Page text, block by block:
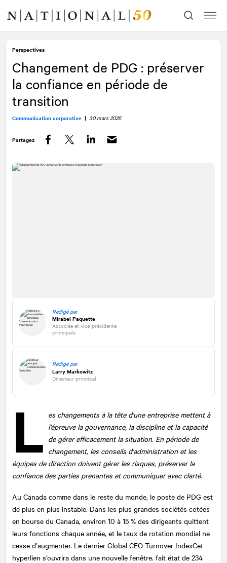
contenu
navigation
Perspectives
Changement de PDG : préserver
la confiance en période de
transition
Communication corporative | 30 mars 2026
Partagez
Rédigé par
Mirabel Paquette
Associée et vice-présidente
principale
Rédigé par
Larry Markowitz
Directeur principal
L es changements à la tête d'une entreprise mettent à
l'épreuve la gouvernance, la discipline et la capacité
de gérer efficacement la situation. En période de
changement, les conseils d'administration et les
équipes de direction doivent gérer les risques, préserver la
confiance des parties prenantes et communiquer avec clarté.
Au Canada comme dans le reste du monde, le poste de PDG est
de plus en plus instable. Dans les plus grandes sociétés cotées
en bourse du Canada, environ 10 à 15 % des dirigeants quittent
leurs fonctions chaque année, et le taux de rotation mondial ne
cesse d’augmenter. Le dernier Global CEO Turnover IndexCet
hyperlien s’ouvrira dans une nouvelle fenêtre. fait état de 234